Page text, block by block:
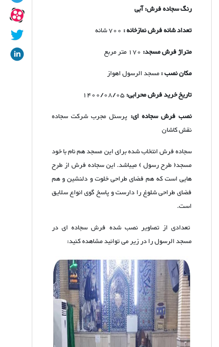
رنگ سجاده فرش: آبی
تعداد شانه فرش نمازخانه :
متراژ فرش مسجد:
مکان نصب :مسجد الرسول اهواز
تاریخ خرید فرش محرابی:
نصب فرش سجاده ای: پرسنل مجرب شرکت سجاده
نقش کاشان
سجاده فرش انتخاب شده برای این مسجد هم نام با خود
مسجد( طرح رسول ) میباشد. این سجاده فرش از طرح
هایی است که هم فضای طراحی خلوت و دلنشین و هم
فضای طراحی شلوغ را دارست و پاسخ گوی انواع سلایق
است.
تعدادی از تصاویر نصب شده فرش سجاده ای در
مسجد الرسول را در زیر می توانید مشاهده کنید: